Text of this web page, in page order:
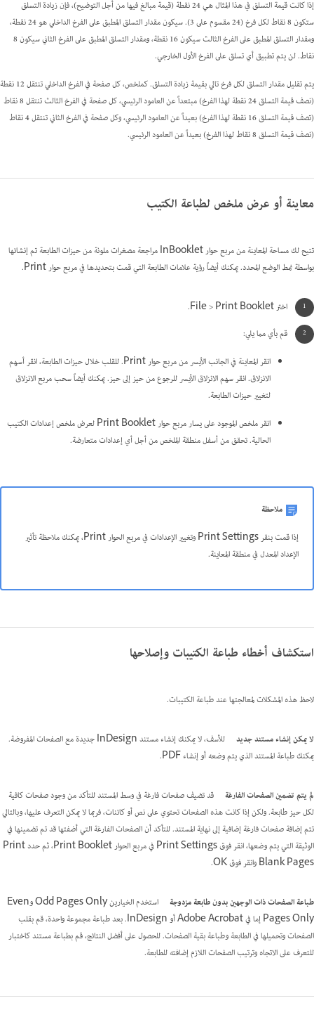
إذا كانت قيمة التسلق في هذا المثال هي 24 نقطة (قيمة مبالغ فيها من أجل التوضيح)، فإن زيادة التسلق
ستكون 8 نقاط لكل فرخ (24 مقسوم على 3). سيكون مقدار التسلق المطبق على الفرخ الداخلي هو 24 نقطة،
ومقدار التسلق المطبق على الفرخ الثالث سيكون 16 نقطة، ومقدار التسلق المطبق على الفرخ الثاني سيكون 8
نقاط. لن يتم تطبيق أي تسلق على الفرخ الأول الخارجي.
يتم تقليل مقدار التسلق لكل فرخ تالي بقيمة زيادة التسلق. كملخص، كل صفحة في الفرخ الداخلي تنتقل 12 نقطة
(نصف قيمة التسلق 24 نقطة لهذا الفرخ) مبتعداً عن العامود الرئيسي، كل صفحة في الفرخ الثالث تنتقل 8 نقاط
(تصف قيمة التسلق 16 نقطة لهذا الفرخ) بعيداً عن العامود الرئيسي، وكل صفحة في الفرخ الثاني تنتقل 4 نقاط
(نصف قيمة التسلق 8 نقاط لهذا الفرخ) بعيداً عن العامود الرئيسي.
معاينة أو عرض ملخص لطباعة الكتيب
تتيح لك مساحة المعاينة من مربع حوار InBooklet مراجعة مصغرات ملونة من حيزات الطابعة تم إنشائها
بواسطة نمط الوضع المحدد. يمكنك أيضاً رؤية علامات الطابعة التي قمت بتحديدها في مربع حوار Print.
اختر File > Print Booklet.
قم بأي مما يلي:
انقر المعاينة في الجانب الأيسر من مربع حوار Print. للقلب خلال حيزات الطابعة، انقر أسهم
الانزلاق. انقر سهم الانزلاق الأيسر للرجوع من حيز إلى حيز. يمكنك أيضاً سحب مربع الانزلاق
لتغيير حيزات الطابعة.
انقر ملخص الموجود على يسار مربع حوار Print Booklet لعرض ملخص إعدادات الكتيب
الحالية. تحقق من أسفل منطقة الملخص من أجل أي إعدادات متعارضة.
ملاحظة
إذا قمت بنقر Print Settings وتغيير الإعدادات في مربع الحوار Print، يمكنك ملاحظة تأثير
الإعداد المعدل في منطقة المعاينة.
استكشاف أخطاء طباعة الكتيبات وإصلاحها
لاحظ هذه المشكلات لمعالجتها عند طباعة الكتيبات.
لا يمكن إنشاء مستند جديد
للأسف، لا يمكنك إنشاء مستند InDesign جديدة مع الصفحات المفروضة.
يمكنك طباعة المستند الذي يتم وضعه أو إنشاء PDF.
لم يتم تضمين الصفحات الفارغة
قد تضيف صفحات فارغة في وسط المستند للتأكد من وجود صفحات كافية
لكل حيز طابعة. ولكن إذا كانت هذه الصفحات تحتوي على نص أو كائنات، فربما لا يمكن التعرف عليها، وبالتالي
تتم إضافة صفحات فارغة إضافية إلى نهاية المستند. للتأكد أن الصفحات الفارغة التي أضفتها قد تم تضمينها في
الوثيقة التي يتم وضعها، انقر فوق Print Settings في مربع الحوار Print Booklet، ثم حدد Print
Blank Pages وانقر فوق OK.
طباعة الصفحات ذات الوجهين بدون طابعة مزدوجة
استخدم الخيارين Odd Pages Only وEven
Pages Only إما في Adobe Acrobat أو InDesign. بعد طباعة مجموعة واحدة، قم بقلب
الصفحات وتحميلها في الطابعة وطباعة بقية الصفحات. للحصول على أفضل النتائج، قم بطباعة مستند كاختبار
للتعرف على الاتجاه وترتيب الصفحات اللازم إضافته للطابعة.